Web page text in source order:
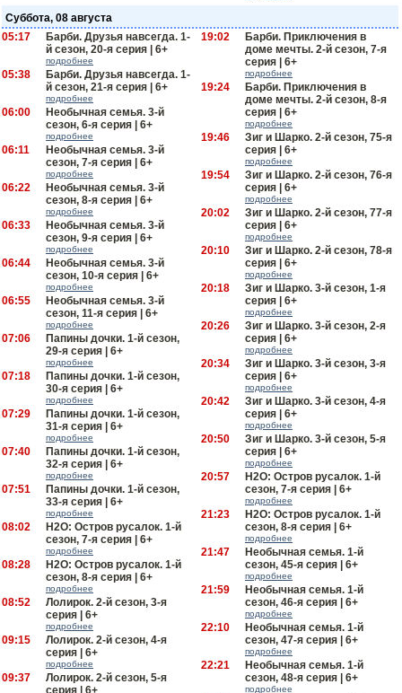
Суббота, 08 августа
05:17
Барби. Друзья навсегда. 1-
й сезон, 20-я серия | 6+
подробнее
05:38
Барби. Друзья навсегда. 1-
й сезон, 21-я серия | 6+
подробнее
06:00
Необычная семья. 3-й
сезон, 6-я серия | 6+
подробнее
06:11
Необычная семья. 3-й
сезон, 7-я серия | 6+
подробнее
06:22
Необычная семья. 3-й
сезон, 8-я серия | 6+
подробнее
06:33
Необычная семья. 3-й
сезон, 9-я серия | 6+
подробнее
06:44
Необычная семья. 3-й
сезон, 10-я серия | 6+
подробнее
06:55
Необычная семья. 3-й
сезон, 11-я серия | 6+
подробнее
07:06
Папины дочки. 1-й сезон,
29-я серия | 6+
подробнее
07:18
Папины дочки. 1-й сезон,
30-я серия | 6+
подробнее
07:29
Папины дочки. 1-й сезон,
31-я серия | 6+
подробнее
07:40
Папины дочки. 1-й сезон,
32-я серия | 6+
подробнее
07:51
Папины дочки. 1-й сезон,
33-я серия | 6+
подробнее
08:02
H2O: Остров русалок. 1-й
сезон, 7-я серия | 6+
подробнее
08:28
H2O: Остров русалок. 1-й
сезон, 8-я серия | 6+
подробнее
08:52
Лолирок. 2-й сезон, 3-я
серия | 6+
подробнее
09:15
Лолирок. 2-й сезон, 4-я
серия | 6+
подробнее
09:37
Лолирок. 2-й сезон, 5-я
серия | 6+
19:02
Барби. Приключения в
доме мечты. 2-й сезон, 7-я
серия | 6+
подробнее
19:24
Барби. Приключения в
доме мечты. 2-й сезон, 8-я
серия | 6+
подробнее
19:46
Зиг и Шарко. 2-й сезон, 75-я
серия | 6+
подробнее
19:54
Зиг и Шарко. 2-й сезон, 76-я
серия | 6+
подробнее
20:02
Зиг и Шарко. 2-й сезон, 77-я
серия | 6+
подробнее
20:10
Зиг и Шарко. 2-й сезон, 78-я
серия | 6+
подробнее
20:18
Зиг и Шарко. 3-й сезон, 1-я
серия | 6+
подробнее
20:26
Зиг и Шарко. 3-й сезон, 2-я
серия | 6+
подробнее
20:34
Зиг и Шарко. 3-й сезон, 3-я
серия | 6+
подробнее
20:42
Зиг и Шарко. 3-й сезон, 4-я
серия | 6+
подробнее
20:50
Зиг и Шарко. 3-й сезон, 5-я
серия | 6+
подробнее
20:57
H2O: Остров русалок. 1-й
сезон, 7-я серия | 6+
подробнее
21:23
H2O: Остров русалок. 1-й
сезон, 8-я серия | 6+
подробнее
21:47
Необычная семья. 1-й
сезон, 45-я серия | 6+
подробнее
21:59
Необычная семья. 1-й
сезон, 46-я серия | 6+
подробнее
22:10
Необычная семья. 1-й
сезон, 47-я серия | 6+
подробнее
22:21
Необычная семья. 1-й
сезон, 48-я серия | 6+
подробнее